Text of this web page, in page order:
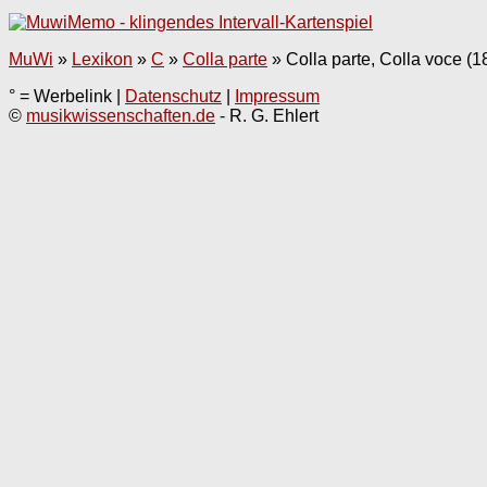
MuWi » Lexikon » C » Colla parte » Colla parte, Colla voce
° = Werbelink |
Datenschutz
Impressum
© musikwissenschaften.de - R. G. Ehlert